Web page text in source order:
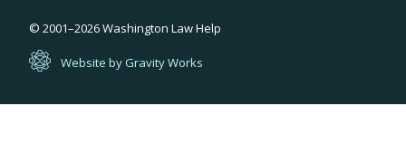
Quick
links
© 2001–2026Washington Law Help
Website by Gravity Works